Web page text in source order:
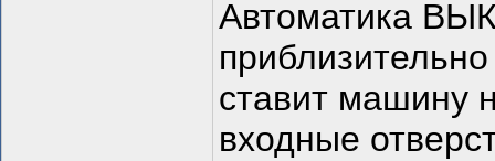
Автоматика
ставит машину
входные